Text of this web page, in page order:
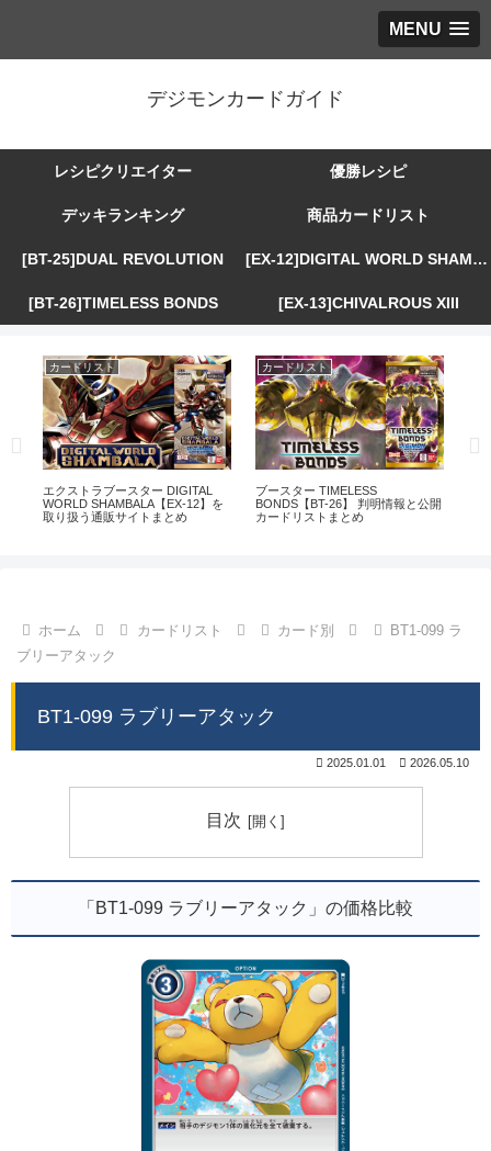
MENU
デジモンカードガイド
レシピクリエイター 優勝レシピ
デッキランキング 商品カードリスト
[BT-25]DUAL REVOLUTION [EX-12]DIGITAL WORLD SHAMBALA
[BT-26]TIMELESS BONDS [EX-13]CHIVALROUS XIII
カードリスト
エクストラブースター DIGITAL
WORLD SHAMBALA【EX-12】を
取り扱う通販サイトまとめ
カードリスト
ブースター TIMELESS
BONDS【BT-26】 判明情報と公開
カードリストまとめ
ホーム カードリスト カード別
BT1-099 ラ
ブリーアタック
BT1-099 ラブリーアタック
2025.01.01 2026.05.10
目次
「BT1-099 ラブリーアタック」の価格比較